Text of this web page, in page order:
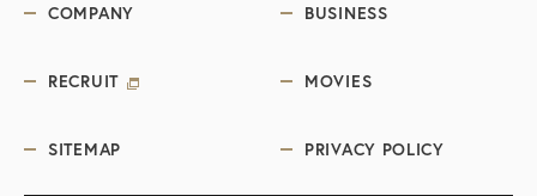
COMPANY BUSINESS
RECRUIT MOVIES
SITEMAP PRIVACY POLICY